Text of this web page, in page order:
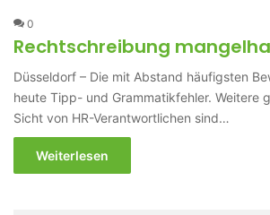
0
Rechtschreibung
Düsseldorf – Die mit Abstand häufigsten
heute Tipp- und Grammatikfehler. Weitere
Sicht von HR-Verantwortlichen sind…
Weiterlesen